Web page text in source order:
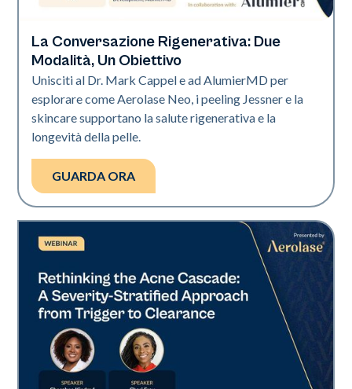
Neo Elite
La Conversazione Rigenerativa: Due
Modalità, Un Obiettivo
Unisciti al Dr. Mark Cappel e ad AlumierMD per
esplorare come Aerolase Neo, i peeling Jessner e la
skincare supportano la salute rigenerativa e la
longevità della pelle.
GUARDA ORA